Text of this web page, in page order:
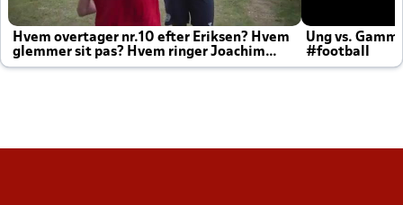
Hvem overtager nr.10 efter Eriksen? Hvem
glemmer sit pas? Hvem ringer Joachim
altid til efter kampe?
Ung vs.
#football